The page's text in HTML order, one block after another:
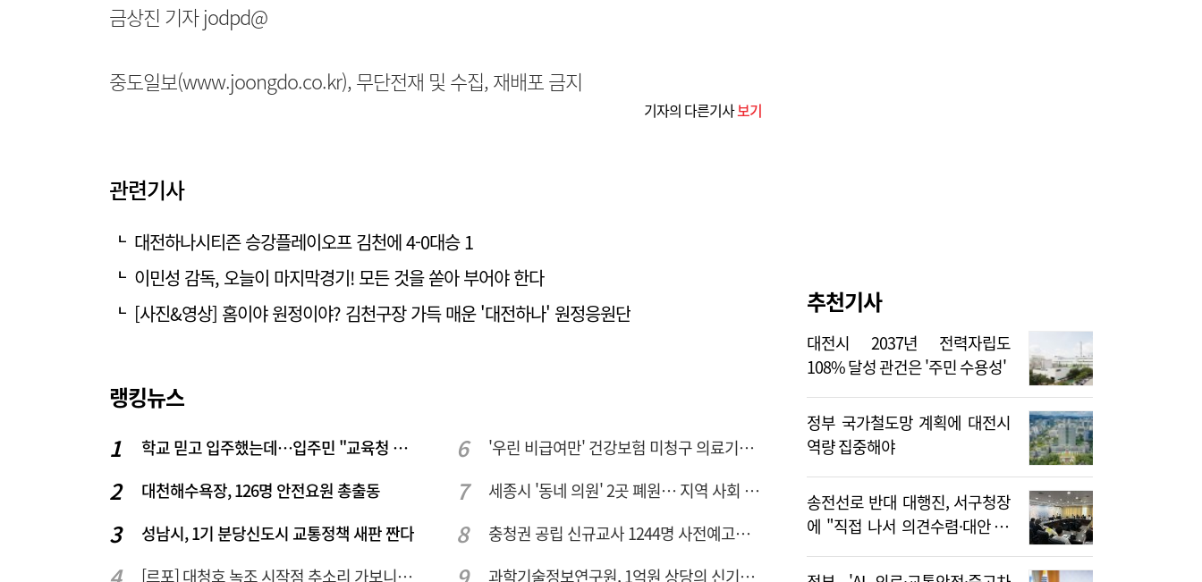
금상진 기자 jodpd@
중도일보(www.joongdo.co.kr), 무단전재 및 수집, 재배포 금지
기자의 다른기사보기
관련기사
대전하나시티즌 승강플레이오프 김천에 4-0대승 1
이민성 감독, 오늘이 마지막경기! 모든 것을 쏟아 부어야 한다
[사진&영상] 홈이야 원정이야? 김천구장 가득 매운 '대전하나' 원정응원단
랭킹뉴스
학교 믿고 입주했는데…입주민 "교육청 중재 나서라"
대천해수욕장, 126명 안전요원 총출동
성남시, 1기 분당신도시 교통정책 새판 짠다
[르포] 대청호 녹조 시작점 추소리 가보니…걷어내도 짙은 초록빛
'우린 비급여만' 건강보험 미청구 의료기관 대전 65곳 충남 31곳
세종시 '동네 의원' 2곳 폐원… 지역 사회 도마 위
충청권 공립 신규교사 1244명 사전예고… 대전 초등 34명서 4명으로
과학기술정보연구원, 1억원 상당의 신기술 기업 이전 완료
추천기사
대전시 2037년 전력자립도
108% 달성 관건은 '주민 수용성'
정부 국가철도망 계획에 대전시
역량 집중해야
송전선로 반대 대행진, 서구청장
에 "직접 나서 의견수렴·대안 제
시해야"